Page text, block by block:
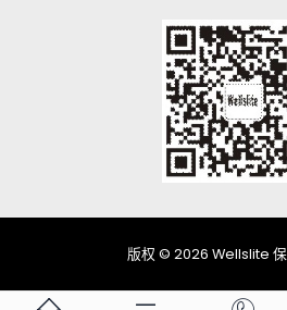
版权 © 2026 Wellslite